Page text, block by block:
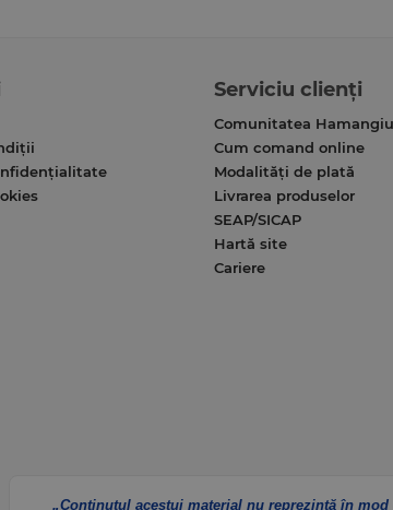
Serviciu clienți
Comunitatea Hamangiu
Cum comand online
Modalități de plată
Livrarea produselor
SEAP/SICAP
Hartă site
Cariere
„Conținutul acestui material nu reprezintă în